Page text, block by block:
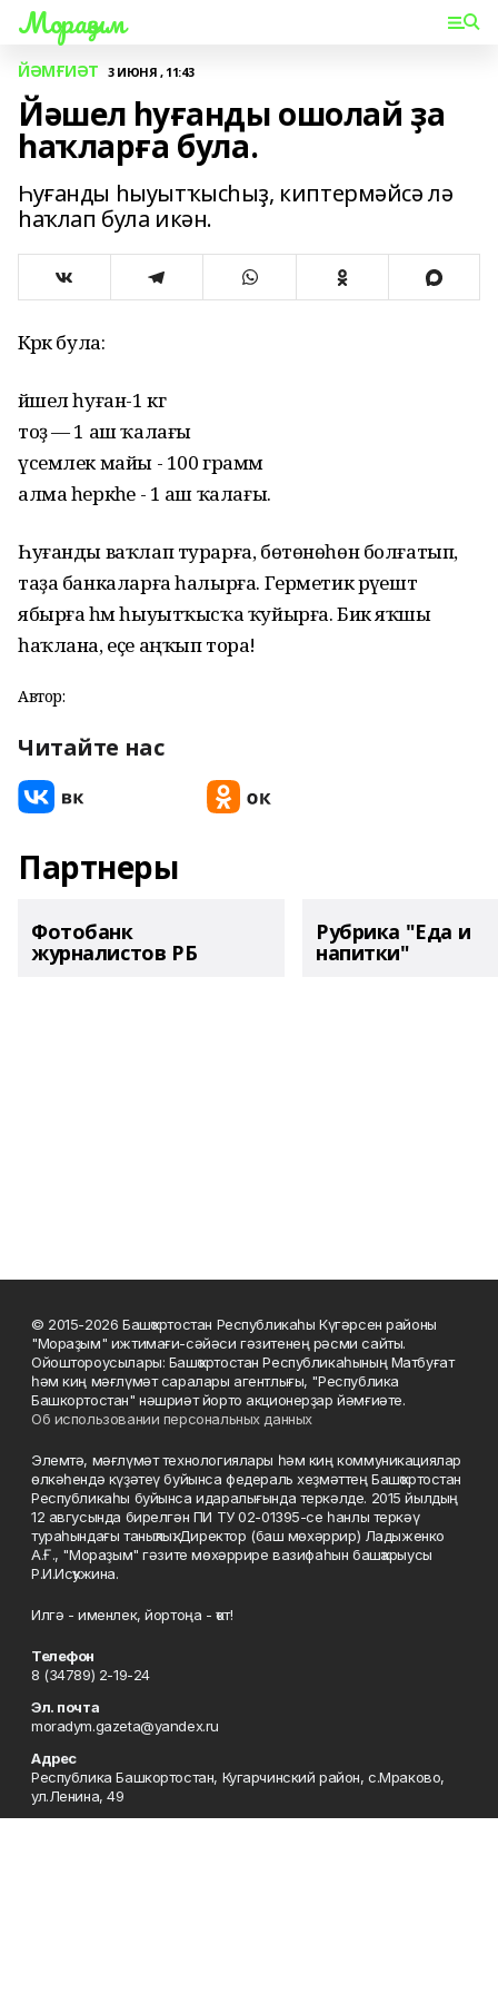
Мораҙым
ЙӘМҒИӘТ 3 ИЮНЯ , 11:43
Йәшел һуғанды ошолай ҙа
һаҡларға була.
Һуғанды һыуытҡысһыҙ, киптермәйсә лә
һаҡлап була икән.
Кәрәк була:
йәшел һуған-1 кг
тоҙ — 1 аш ҡалағы
үсемлек майы - 100 грамм
алма һеркәһе - 1 аш ҡалағы.
Һуғанды ваҡлап турарға, бөтөнөһөн болғатып,
таҙа банкаларға һалырға. Герметик рәүештә
ябырға һәм һыуытҡысҡа ҡуйырға. Бик яҡшы
һаҡлана, еҫе аңҡып тора!
Автор:
Читайте нас
Партнеры
Фотобанк
журналистов РБ
Рубрика "Еда и
напитки"
© 2015-2026 Башҡортостан Республикаһы Күгәрсен районы
"Мораҙым" ижтимағи-сәйәси гәзитенең рәсми сайты.
Ойоштороусылары: Башҡортостан Республикаһының Матбуғат
һәм киң мәғлүмәт саралары агентлығы, "Республика
Башкортостан" нәшриәт йорто акционерҙар йәмғиәте.
Об использовании персональных данных
Элемтә, мәғлүмәт технологиялары һәм киң коммуникациялар
өлкәһендә күҙәтеү буйынса федераль хеҙмәттең Башҡортостан
Республикаһы буйынса идаралығында теркәлде. 2015 йылдың
12 авгусында бирелгән ПИ ТУ 02-01395-се һанлы теркәү
тураһындағы таныҡлыҡ. Директор (баш мөхәррир) Ладыженко
А.Ғ., "Мораҙым" гәзите мөхәррире вазифаһын башҡарыусы
Р.И.Исҡужина.
Илгә - именлек, йортоңа - ҡот!
Телефон
8 (34789) 2-19-24
Эл. почта
moradym.gazeta@yandex.ru
Адрес
Республика Башкортостан, Кугарчинский район, с.Мраково,
ул.Ленина, 49